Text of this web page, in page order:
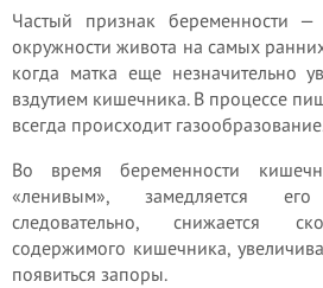
Частый признак беременности —
окружности живота на самых
когда матка еще незначительно
вздутием кишечника. В процессе
всегда происходит
Во время беременности
«ленивым», замедляется
следовательно, снижается
содержимого кишечника,
появиться запоры.